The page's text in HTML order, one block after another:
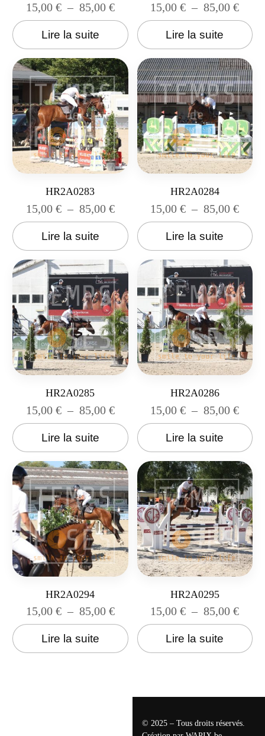
15,00 € – 85,00 €
Lire la suite
15,00€ – 85,00€
Lire la suite
HR2A0283
15,00 € – 85,00 €
Lire la suite
HR2A0284
15,00€ – 85,00€
Lire la suite
HR2A0285
15,00 € – 85,00 €
Lire la suite
HR2A0286
15,00€ – 85,00€
Lire la suite
HR2A0294
15,00 € – 85,00 €
Lire la suite
HR2A0295
15,00€ – 85,00€
Lire la suite
© 2025 – Tous droits réservés.